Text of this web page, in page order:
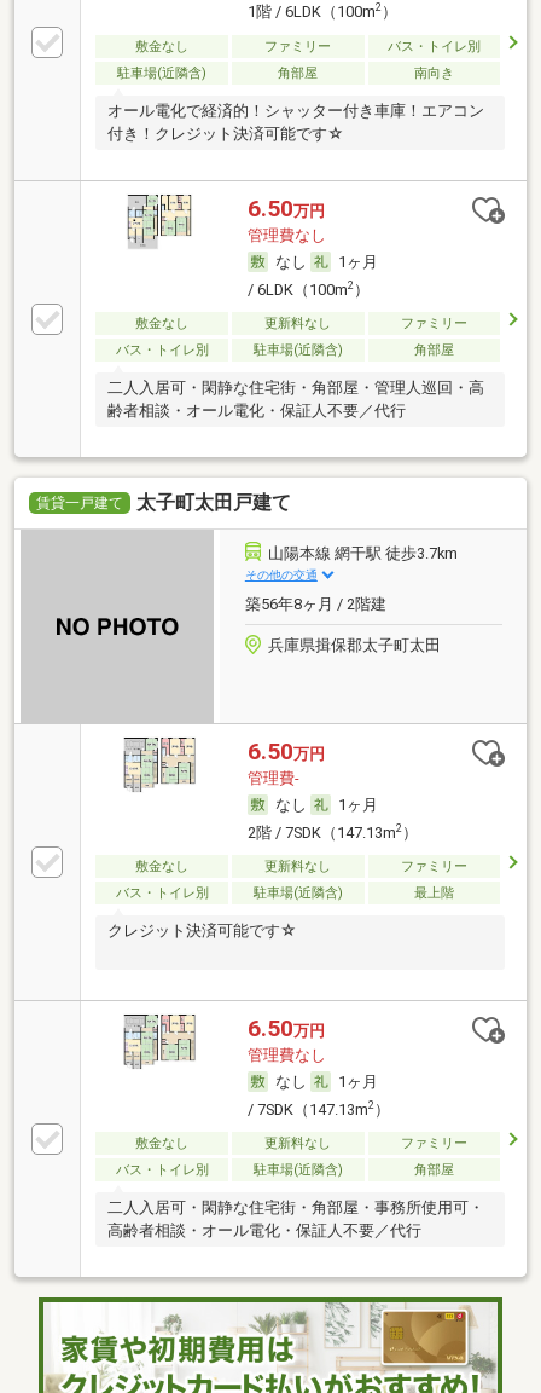
1階 / 6LDK（100m2）
敷金なし ファミリー
バス・トイレ別
駐車場(近隣含)
角部屋 南向き
オール電化で経済的！シャッター付き車庫！エアコン
付き！クレジット決済可能です☆
6.50万円
管理費なし
なし
1ヶ月
/ 6LDK（100m2）
敷金なし 更新料なし
ファミリー
バス・トイレ別
駐車場(近隣含) 角部屋
二人入居可・閑静な住宅街・角部屋・管理人巡回・高
齢者相談・オール電化・保証人不要／代行
賃貸一戸建て 太子町太田戸建て
山陽本線 網干駅 徒歩3.7km
その他の交通
築56年8ヶ月 / 2階建
兵庫県揖保郡太子町太田
6.50万円
管理費-
なし
1ヶ月
2階 / 7SDK（147.13m2）
敷金なし 更新料なし
ファミリー
バス・トイレ別
駐車場(近隣含) 最上階
クレジット決済可能です☆
6.50万円
管理費なし
なし
1ヶ月
/ 7SDK（147.13m2）
敷金なし 更新料なし
ファミリー
バス・トイレ別
駐車場(近隣含) 角部屋
二人入居可・閑静な住宅街・角部屋・事務所使用可・
高齢者相談・オール電化・保証人不要／代行